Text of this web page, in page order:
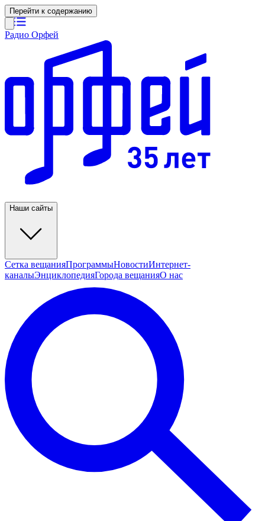
Перейти к содержанию
Радио Орфей
Наши сайты
Сетка вещанияПрограммыНовостиИнтернет-
каналыЭнциклопедияГорода вещанияО нас